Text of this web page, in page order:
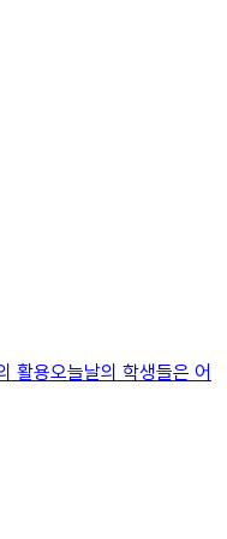
활용오늘날의 학생들은 어